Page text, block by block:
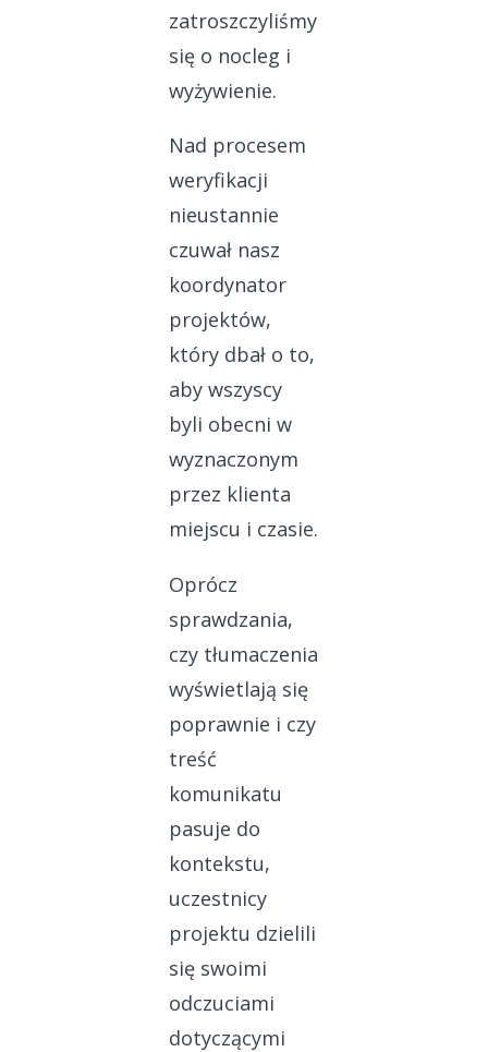
zatroszczyliśmy
się o nocleg i
wyżywienie.
Nad procesem
weryfikacji
nieustannie
czuwał nasz
koordynator
projektów,
który dbał o to,
aby wszyscy
byli obecni w
wyznaczonym
przez klienta
miejscu i czasie.
Oprócz
sprawdzania,
czy tłumaczenia
wyświetlają się
poprawnie i czy
treść
komunikatu
pasuje do
kontekstu,
uczestnicy
projektu dzielili
się swoimi
odczuciami
dotyczącymi